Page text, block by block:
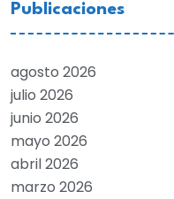
Publicaciones
agosto 2026
julio 2026
junio 2026
mayo 2026
abril 2026
marzo 2026